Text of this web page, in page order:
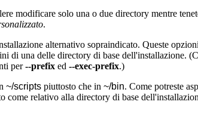
modificare solo una o due directory mentre
.
alternativo sopraindicato. Queste
di una delle directory di base dell'installazione.
per--prefix ed --exec-prefix.)
~/scripts piuttosto che in ~/bin. Come potreste
relativo alla directory di base